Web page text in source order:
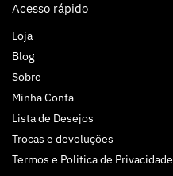
Acesso rápido
Loja
Blog
Sobre
Minha Conta
Lista de Desejos
Trocas e devoluções
Termos e Politica de Privacidade